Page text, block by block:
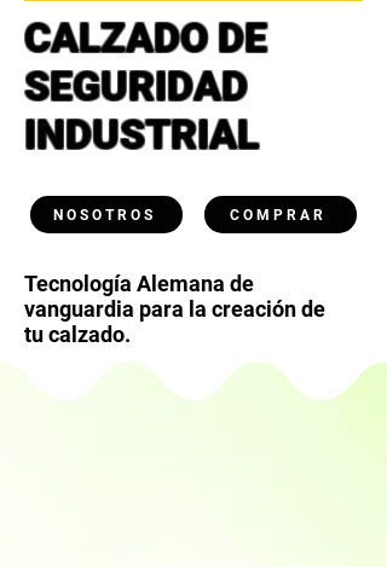
CALZADO DE
SEGURIDAD
INDUSTRIAL
NOSOTROS COMPRAR
Tecnología Alemana de
vanguardia para la creación de
tu calzado.